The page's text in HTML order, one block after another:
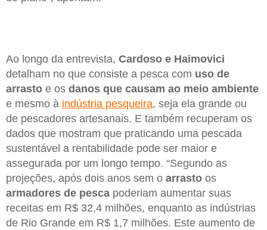
Ao longo da entrevista, Cardoso e Haimovici
detalham no que consiste a pesca com uso de
arrasto e os danos que causam ao meio ambiente
e mesmo à indústria pesqueira, seja ela grande ou
de pescadores artesanais. E também recuperam os
dados que mostram que praticando uma pescada
sustentável a rentabilidade pode ser maior e
assegurada por um longo tempo. “Segundo as
projeções, após dois anos sem o arrasto os
armadores de pesca poderiam aumentar suas
receitas em R$ 32,4 milhões, enquanto as indústrias
de Rio Grande em R$ 1,7 milhões. Este aumento de